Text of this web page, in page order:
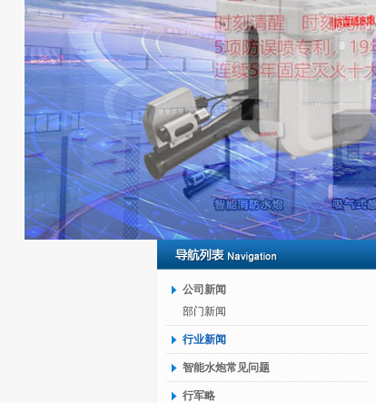
公司新闻
部门新闻
行业新闻
智能水炮常见问题
行军略